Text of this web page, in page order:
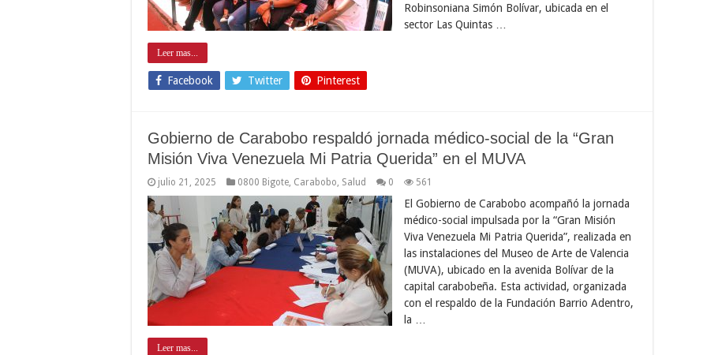
Robinsoniana Simón Bolívar, ubicada en el
sector Las Quintas …
Leer mas...
Facebook Twitter Pinterest
Gobierno de Carabobo respaldó jornada médico-social de la “Gran
Misión Viva Venezuela Mi Patria Querida” en el MUVA
julio 21, 2025 0800 Bigote Carabobo Salud 0 561
El Gobierno de Carabobo acompañó la jornada
médico-social impulsada por la “Gran Misión
Viva Venezuela Mi Patria Querida”, realizada en
las instalaciones del Museo de Arte de Valencia
(MUVA), ubicado en la avenida Bolívar de la
capital carabobeña. Esta actividad, organizada
con el respaldo de la Fundación Barrio Adentro,
la …
Leer mas...